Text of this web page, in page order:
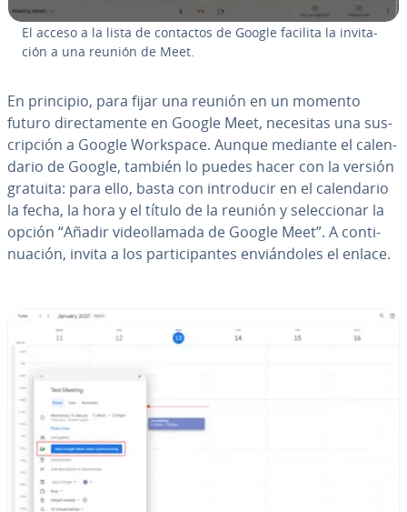
El acceso a la lista de contactos de Google facilita la in­vi­ta­
ción a una reunión de Meet.
En principio, para fijar una reunión en un momento
futuro di­re­c­ta­me­n­te en Google Meet, necesitas una su­s­
cri­p­ción a Google Workspace. Aunque mediante el ca­le­n­
da­rio de Google, también lo puedes hacer con la versión
gratuita: para ello, basta con in­tro­du­cir en el ca­le­n­da­rio
la fecha, la hora y el título de la reunión y se­le­c­cio­nar la
opción “Añadir vi­deo­lla­ma­da de Google Meet”. A co­n­ti­
nua­ción, invita a los pa­r­ti­ci­pa­n­tes en­viá­n­do­les el enlace.